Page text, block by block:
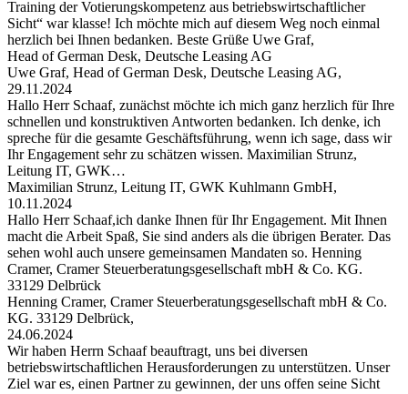
Training der Votierungskompetenz aus betriebswirtschaftlicher
Sicht“ war klasse! Ich möchte mich auf diesem Weg noch einmal
herzlich bei Ihnen bedanken. Beste Grüße Uwe Graf,
Head of German Desk, Deutsche Leasing AG
Uwe Graf, Head of German Desk, Deutsche Leasing AG,
29.11.2024
Hallo Herr Schaaf, zunächst möchte ich mich ganz herzlich für Ihre
schnellen und konstruktiven Antworten bedanken. Ich denke, ich
spreche für die gesamte Geschäftsführung, wenn ich sage, dass wir
Ihr Engagement sehr zu schätzen wissen. Maximilian Strunz,
Leitung IT, GWK…
Maximilian Strunz, Leitung IT, GWK Kuhlmann GmbH,
10.11.2024
Hallo Herr Schaaf,ich danke Ihnen für Ihr Engagement. Mit Ihnen
macht die Arbeit Spaß, Sie sind anders als die übrigen Berater. Das
sehen wohl auch unsere gemeinsamen Mandaten so. Henning
Cramer, Cramer Steuerberatungsgesellschaft mbH & Co. KG.
33129 Delbrück
Henning Cramer, Cramer Steuerberatungsgesellschaft mbH & Co.
KG. 33129 Delbrück,
24.06.2024
Wir haben Herrn Schaaf beauftragt, uns bei diversen
betriebswirtschaftlichen Herausforderungen zu unterstützen. Unser
Ziel war es, einen Partner zu gewinnen, der uns offen seine Sicht